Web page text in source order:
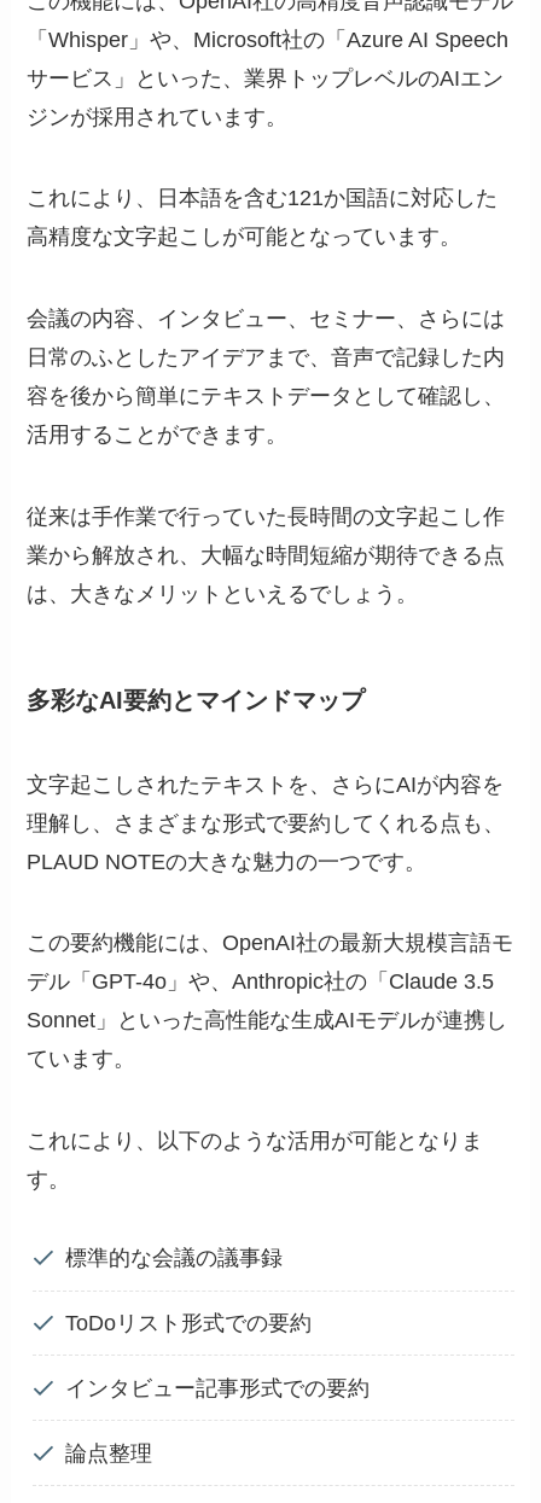
「Whisper」や、Microsoft社の「Azure AI Speech
サービス」といった、業界トップレベルのAIエン
ジンが採用されています。
これにより、日本語を含む121か国語に対応した
高精度な文字起こしが可能となっています。
会議の内容、インタビュー、セミナー、さらには
日常のふとしたアイデアまで、音声で記録した内
容を後から簡単にテキストデータとして確認し、
活用することができます。
従来は手作業で行っていた長時間の文字起こし作
業から解放され、大幅な時間短縮が期待できる点
は、大きなメリットといえるでしょう。
多彩なAI要約とマインドマップ
文字起こしされたテキストを、さらにAIが内容を
理解し、さまざまな形式で要約してくれる点も、
PLAUD NOTEの大きな魅力の一つです。
この要約機能には、OpenAI社の最新大規模言語モ
デル「GPT-4o」や、Anthropic社の「Claude 3.5
Sonnet」といった高性能な生成AIモデルが連携し
ています。
これにより、以下のような活用が可能となりま
す。
標準的な会議の議事録
ToDoリスト形式での要約
インタビュー記事形式での要約
論点整理